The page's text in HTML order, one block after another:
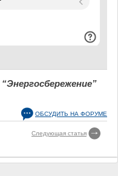
“Энергосбережение”
ОБСУДИТЬ НА ФОРУМЕ
Следующая статья